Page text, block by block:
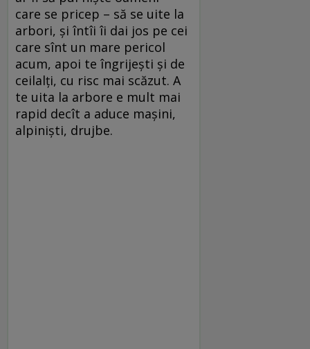
care se pricep – să se uite la
arbori, și întîi îi dai jos pe cei
care sînt un mare pericol
acum, apoi te îngrijești și de
ceilalți, cu risc mai scăzut. A
te uita la arbore e mult mai
rapid decît a aduce mașini,
alpiniști, drujbe.